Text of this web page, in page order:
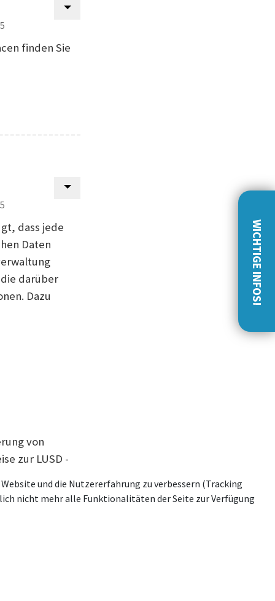
WICHTIGE INFOS!
finden Sie
dass jede
Daten
darüber
Dazu
von
zur LUSD -
und die Nutzererfahrung zu verbessern (Tracking
nicht mehr alle Funktionalitäten der Seite zur Verfügung